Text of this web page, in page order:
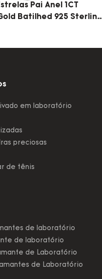
Pai Anel 1CT
Batilhed 925 Sterling
em laboratório
preciosas
de tênis
de laboratório
de laboratório
de Laboratório
de Laboratório